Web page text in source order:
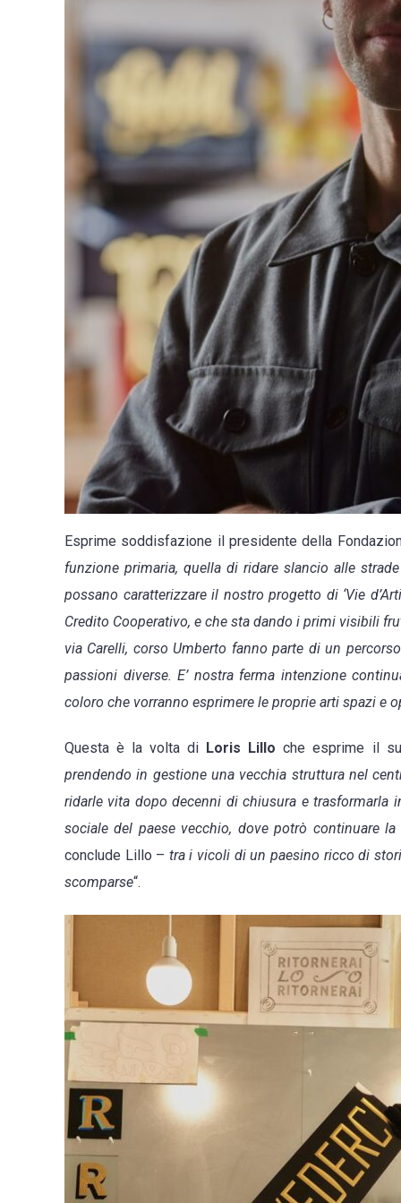
Esprime soddisfazione il presidente della
funzione primaria, quella di ridare slancio alle
possano caratterizzare il nostro progetto di ‘Vie
Credito Cooperativo, e che sta dando i primi visibili
via Carelli, corso Umberto fanno parte di un
passioni diverse. E’ nostra ferma intenzione
coloro che vorranno esprimere le proprie arti spazi e
Questa è la volta di Loris Lilloche esprime il
prendendo in gestione una vecchia struttura nel
ridarle vita dopo decenni di chiusura e trasformarla
sociale del paese vecchio, dove potrò continuare
conclude Lillo – tra i vicoli di un paesino ricco di
scomparse“.